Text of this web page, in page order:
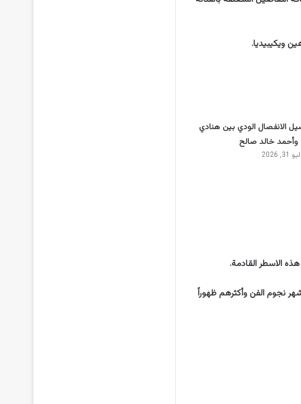
ويكيبيديا.
الانفصال الودي بين هنادي
وأحمد خالد صالح
2026
الاسطر القادمة.
نجوم الفن وأكثرهم ظهوراً